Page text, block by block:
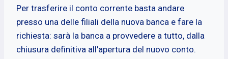
Per trasferire il conto corrente basta andare
presso una delle filiali della nuova banca e fare la
richiesta: sarà la banca a provvedere a tutto, dalla
chiusura definitiva all'apertura del nuovo conto.